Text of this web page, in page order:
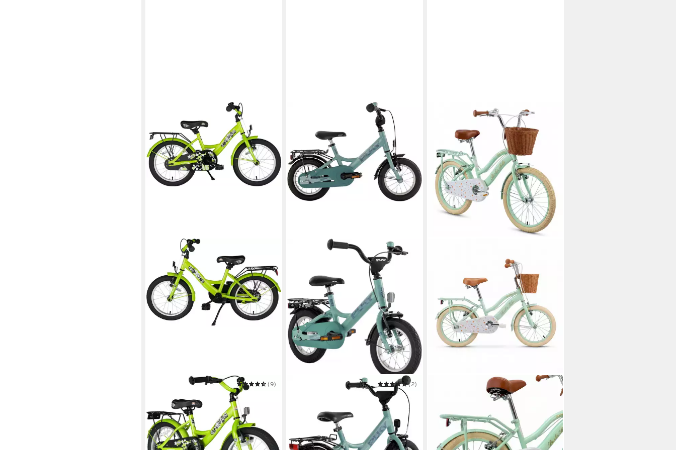
24,5 cm Rahmenhöhe
1 Gänge
50 kg Zul. Gesamtgewicht
(9)
204,99 € UVP229,90 €
18,72 €mtl. in 12 Raten
Kinderfahrrad YOUKE 12
Zul. Gesamtgewicht
Aluminium Rahmen
(2)
14,90 €mtl. in 24 Raten
Kinderfahrrad Harmony 16 Zoll für
Jungen und Mädchen mit Stützräder
Gänge
35 kg Zul. Gesamtgewicht
Rahmen
134,00 € UVP229,00 €